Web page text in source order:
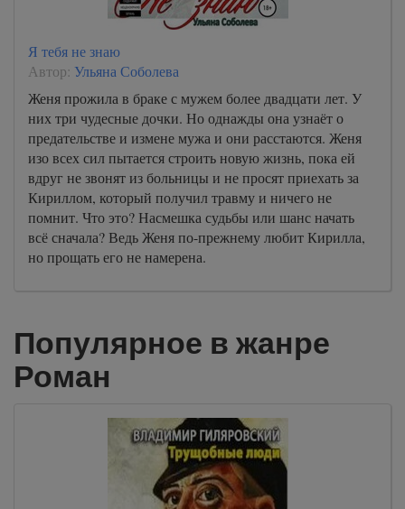
Я тебя не знаю
Автор: Ульяна Соболева
Женя прожила в браке с мужем более двадцати лет. У
них три чудесные дочки. Но однажды она узнаёт о
предательстве и измене мужа и они расстаются. Женя
изо всех сил пытается строить новую жизнь, пока ей
вдруг не звонят из больницы и не просят приехать за
Кириллом, который получил травму и ничего не
помнит. Что это? Насмешка судьбы или шанс начать
всё сначала? Ведь Женя по-прежнему любит Кирилла,
но прощать его не намерена.
Популярное в жанре
Роман